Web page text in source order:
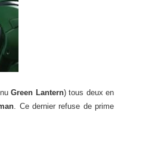
Green Lantern) tous deux en
. Ce dernier refuse de prime